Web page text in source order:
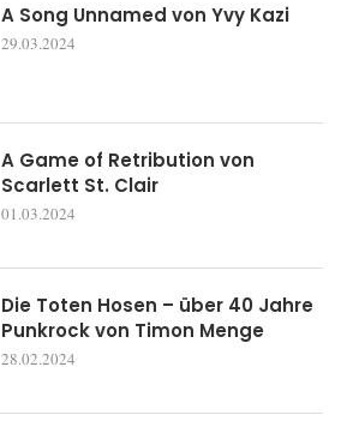
A Song Unnamed von Yvy Kazi
29.03.2024
A Game of Retribution von
Scarlett St. Clair
01.03.2024
Die Toten Hosen – über 40 Jahre
Punkrock von Timon Menge
28.02.2024